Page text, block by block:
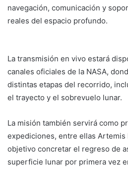
navegación, comunicación y
reales del espacio profundo.
La transmisión en vivo estará
canales oficiales de la NASA,
distintas etapas del recorrido,
el trayecto y el sobrevuelo lunar.
La misión también servirá como
expediciones, entre ellas Artemis
objetivo concretar el regreso de
superficie lunar por primera vez